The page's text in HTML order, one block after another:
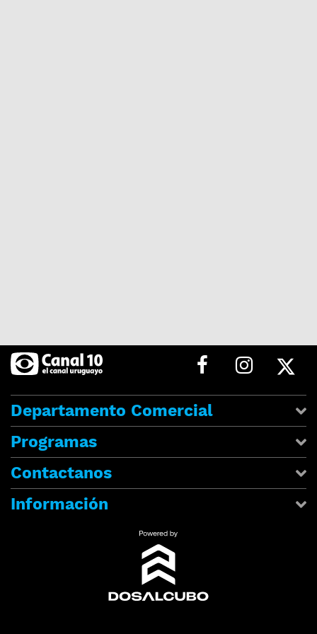
Departamento Comercial
Programas
Contactanos
Información